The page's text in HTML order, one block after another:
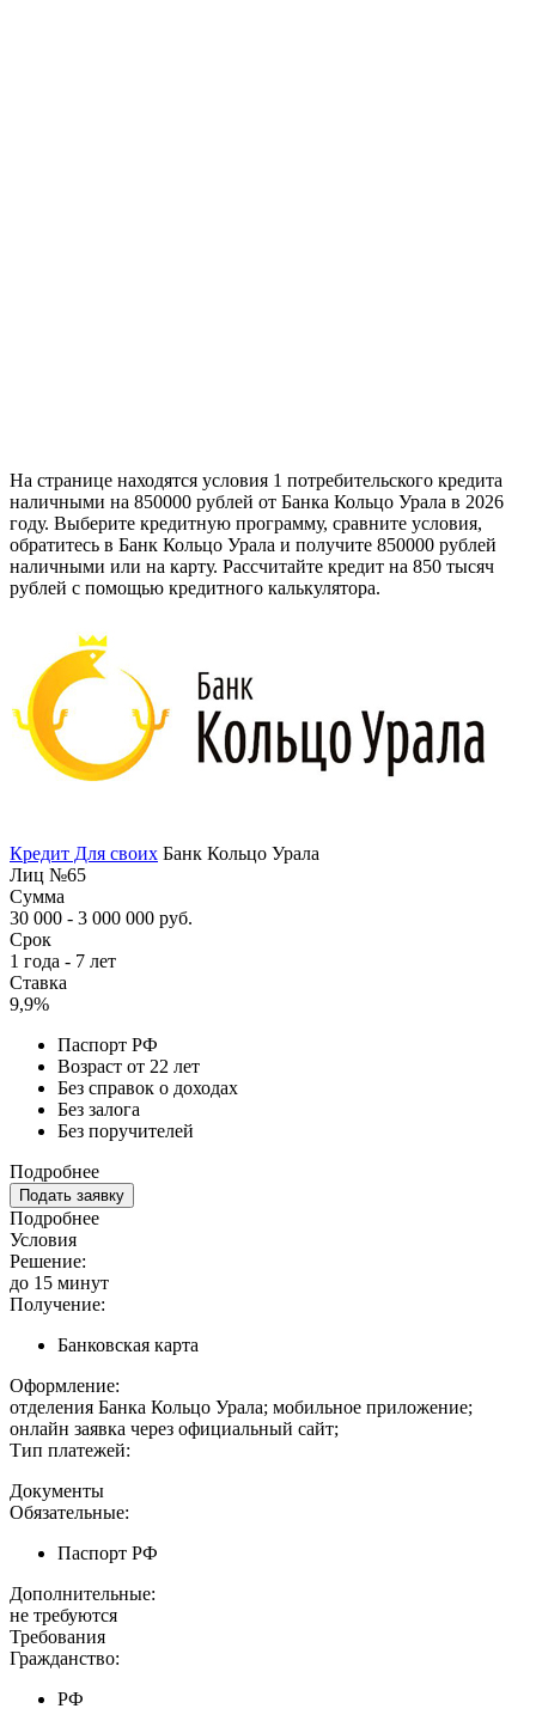
На странице находятся условия 1 потребительского кредита
наличными на 850000 рублей от Банка Кольцо Урала в 2026
году. Выберите кредитную программу, сравните условия,
обратитесь в Банк Кольцо Урала и получите 850000 рублей
наличными или на карту. Рассчитайте кредит на 850 тысяч
рублей с помощью кредитного калькулятора.
Кредит Для своих Банк Кольцо Урала
Лиц №65
Сумма
30 000 - 3 000 000 руб.
Срок
1 года - 7 лет
Ставка
9,9%
Паспорт РФ
Возраст от 22 лет
Без справок о доходах
Без залога
Без поручителей
Подробнее
Подать заявку
Подробнее
Условия
Решение:
до 15 минут
Получение:
Банковская карта
Оформление:
отделения Банка Кольцо Урала; мобильное приложение;
онлайн заявка через официальный сайт;
Тип платежей:
Документы
Обязательные:
Паспорт РФ
Дополнительные:
не требуются
Требования
Гражданство:
РФ